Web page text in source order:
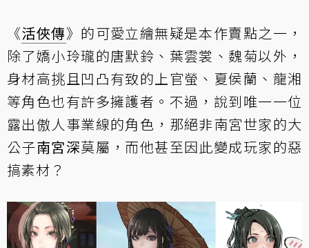
《活俠傳》的可愛立繪無疑是本作賣點之一，
除了嬌小玲瓏的唐默鈴、葉雲裳、魏菊以外，
身材高挑且凹凸有致的上官螢、夏侯蘭、龍湘
等角色也有許多擁護者。不過，說到唯一一位
露出傲人事業線的角色，那絕非南宮世家的大
公子南宮深莫屬，而他甚至因此變成玩家的惡
搞素材？